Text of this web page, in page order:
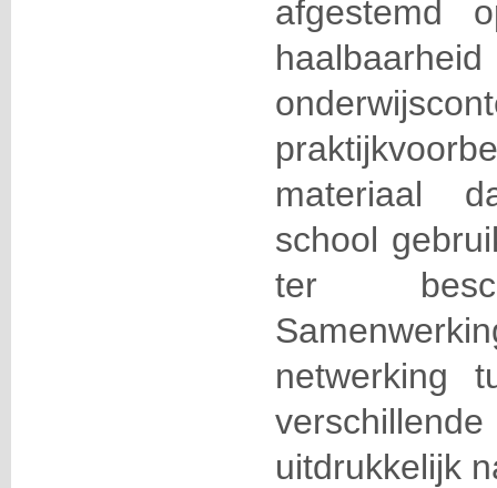
afgestemd
materiaal
school
ter
netwerking
uitdrukkelijk